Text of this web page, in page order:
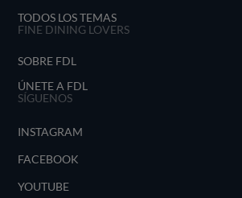
TODOS LOS TEMAS
FINE DINING LOVERS
SOBRE FDL
ÚNETE A FDL
SÍGUENOS
INSTAGRAM
FACEBOOK
YOUTUBE